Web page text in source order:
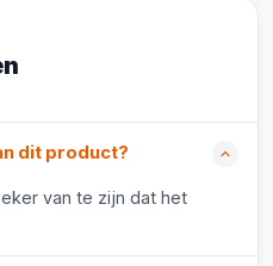
dit product?
van te zijn dat het